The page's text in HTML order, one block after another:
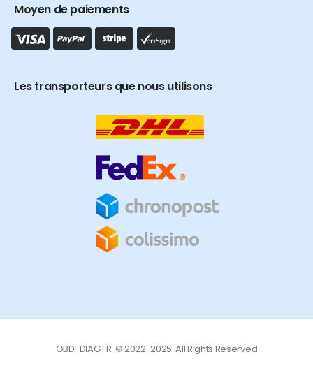
Moyen de paiements
Les transporteurs que nous utilisons
OBD-DIAG.FR. © 2022-2025. All Rights Reserved